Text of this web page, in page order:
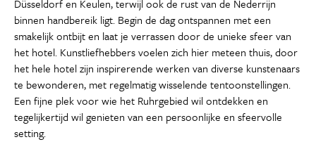
Düsseldorf en Keulen, terwijl ook de rust van de Nederrijn
binnen handbereik ligt. Begin de dag ontspannen met een
smakelijk ontbijt en laat je verrassen door de unieke sfeer van
het hotel. Kunstliefhebbers voelen zich hier meteen thuis, door
het hele hotel zijn inspirerende werken van diverse kunstenaars
te bewonderen, met regelmatig wisselende tentoonstellingen.
Een fijne plek voor wie het Ruhrgebied wil ontdekken en
tegelijkertijd wil genieten van een persoonlijke en sfeervolle
setting.